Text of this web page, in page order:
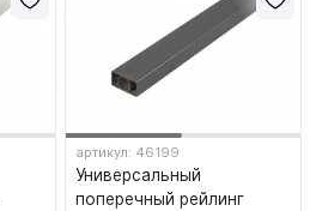
артикул: 46199
Универсальный
поперечный рейлинг